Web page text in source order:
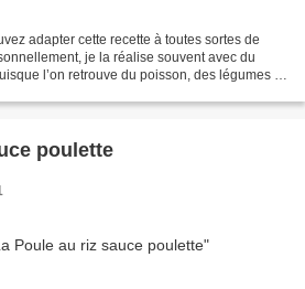
adapter cette recette à toutes sortes de
je la réalise souvent avec du
l’on retrouve du poisson, des légumes et
poulette